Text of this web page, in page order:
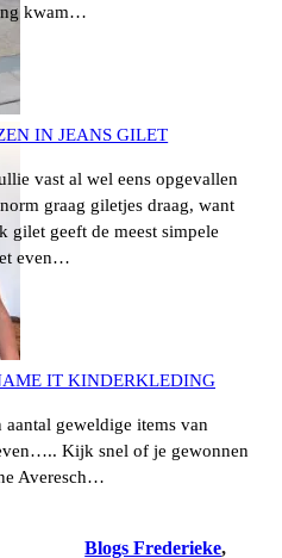
kwam…
IN JEANS GILET
vast al wel eens opgevallen
graag giletjes draag, want
gilet geeft de meest simpele
even…
IT KINDERKLEDING
geweldige items van
Kijk snel of je gewonnen
Averesch…
Blogs Frederieke